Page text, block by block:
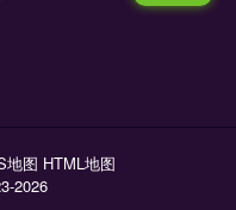
地图 HTML地图
2026